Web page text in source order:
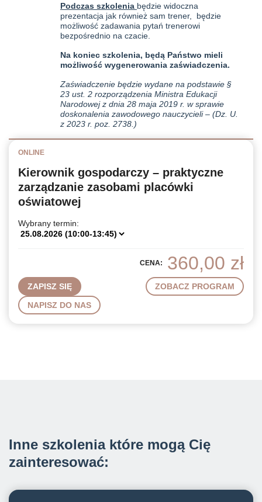
Podczas szkolenia będzie widoczna
prezentacja jak również sam trener, będzie
możliwość zadawania pytań trenerowi
bezpośrednio na czacie.
Na koniec szkolenia, będą Państwo mieli
możliwość wygenerowania zaświadczenia.
Zaświadczenie będzie wydane na podstawie §
23 ust. 2 rozporządzenia Ministra Edukacji
Narodowej z dnia 28 maja 2019 r. w sprawie
doskonalenia zawodowego nauczycieli – (Dz. U.
z 2023 r. poz. 2738.)
ONLINE
Kierownik gospodarczy – praktyczne
zarządzanie zasobami placówki
oświatowej
Wybrany termin:
CENA: 360,00 zł
ZOBACZ PROGRAM
NAPISZ DO NAS
Inne szkolenia które mogą Cię
zainteresować: